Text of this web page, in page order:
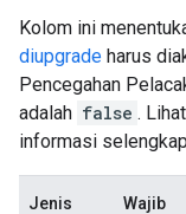
Kolom ini
diupgrade harus
Pencegahan
adalah false .
informasi
Jenis Wajib